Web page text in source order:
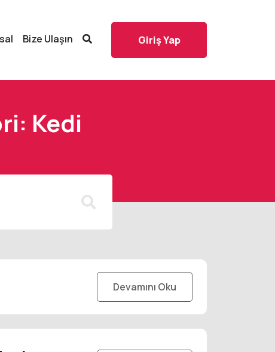
Giriş Yap
Bize Ulaşın
Kedi
Devamını Oku